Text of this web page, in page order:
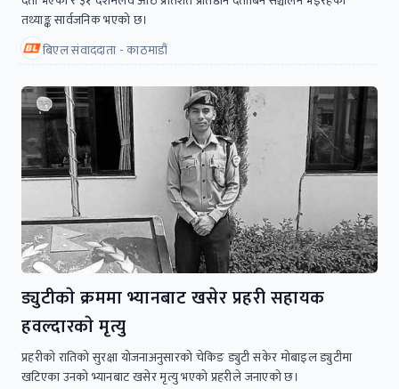
तथ्याङ्क सार्वजनिक भएको छ।
बिएल संवाददाता - काठमाडौं
ड्युटीकाे क्रममा भ्यानबाट खसेर प्रहरी सहायक
हवल्दारकाे मृत्यु
प्रहरीकाे रातिको सुरक्षा योजनाअनुसारको चेकिङ ड्युटी सकेर माेबाइल ड्युटीमा
खटिएका उनकाे भ्यानबाट खसेर मृत्यु भएकाे प्रहरीले जनाएको छ।